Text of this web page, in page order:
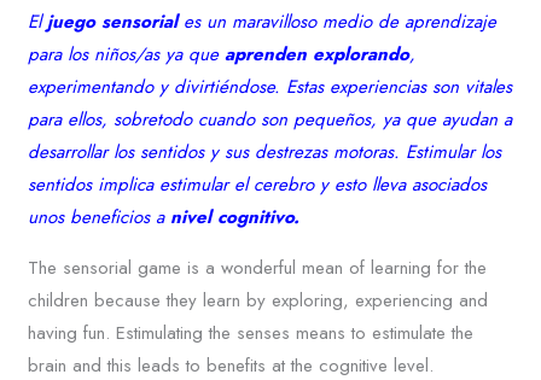
Eljuego sensoriales un maravilloso medio de aprendizaje
para los niños/as ya queaprenden explorando,
experimentando y divirtiéndose. Estas experiencias son vitales
para ellos, sobretodo cuando son pequeños, ya que ayudan a
desarrollar los sentidos y sus destrezas motoras. Estimular los
sentidos implica estimular el cerebro y esto lleva asociados
unos beneficios a nivel cognitivo.
The sensorial game is a wonderful mean of learning for the
children because they learn by exploring, experiencing and
having fun. Estimulating the senses means to estimulate the
brain and this leads to benefits at the cognitive level.